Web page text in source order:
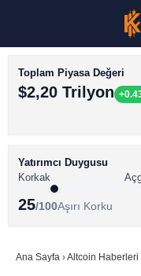
BİTCOİN HABERLERİ
ALTCOİN HABERLERİ
SÖZLÜK
Toplam Piyasa Değeri
$2,20 Trilyon
Yatırımcı Duygusu
Korkak
25/100Aşırı Korku
Ana Sayfa ›Altcoin Haberleri